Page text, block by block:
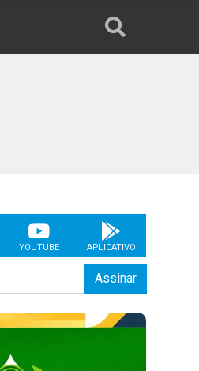
YOUTUBE APLICATIVO
Assinar